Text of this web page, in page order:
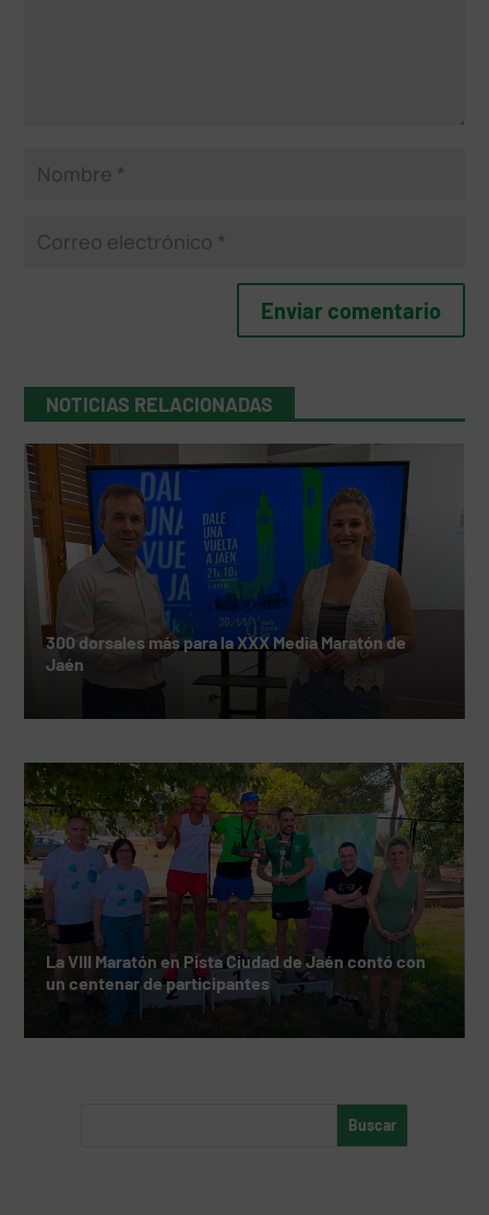
NOTICIAS RELACIONADAS
300 dorsales más para la XXX Media Maratón de
Jaén
La VIII Maratón en Pista Ciudad de Jaén contó con
un centenar de participantes